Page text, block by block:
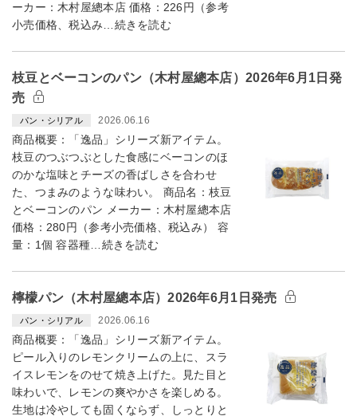
ーカー：木村屋總本店 価格：226円（参考
小売価格、税込み…続きを読む
枝豆とベーコンのパン（木村屋總本店）2026年6月1日発
売
パン・シリアル 2026.06.16
商品概要：「逸品」シリーズ新アイテム。
枝豆のつぶつぶとした食感にベーコンのほ
のかな塩味とチーズの香ばしさを合わせ
た、つまみのような味わい。 商品名：枝豆
とベーコンのパン メーカー：木村屋總本店
価格：280円（参考小売価格、税込み） 容
量：1個 容器種…続きを読む
檸檬パン（木村屋總本店）2026年6月1日発売
パン・シリアル 2026.06.16
商品概要：「逸品」シリーズ新アイテム。
ピール入りのレモンクリームの上に、スラ
イスレモンをのせて焼き上げた。見た目と
味わいで、レモンの爽やかさを楽しめる。
生地は冷やしても固くならず、しっとりと